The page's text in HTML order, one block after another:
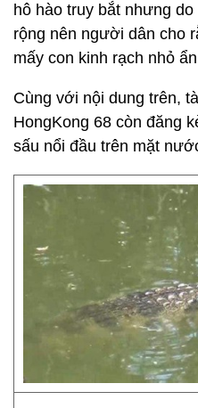
hô hào truy bắt nhưng
rộng nên người dân cho
mấy con kinh rạch nhỏ
Cùng với nội dung trên,
HongKong 68 còn đăng
sấu nổi đầu trên mặt